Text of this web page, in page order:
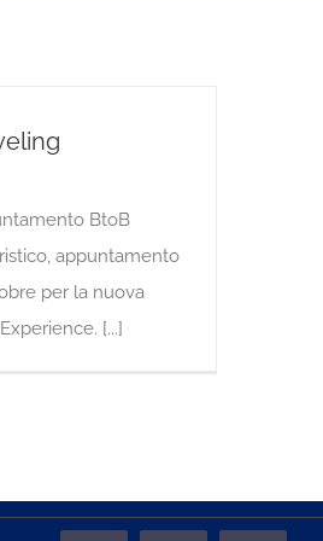
BtoB
appuntamento
per la nuova
[...]